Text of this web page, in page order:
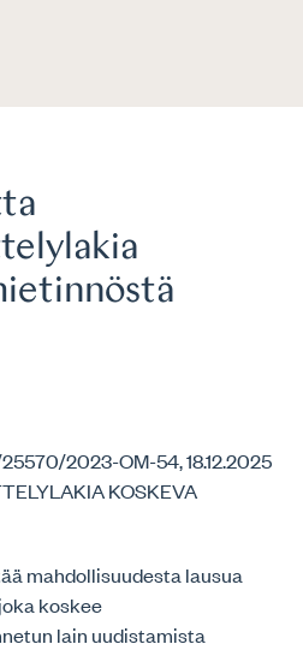
2023-OM-54, 18.12.2025
KOSKEVA
mahdollisuudesta lausua
koskee
lain uudistamista